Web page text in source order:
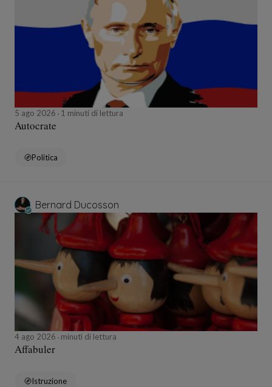
5 ago 2026 1 minuti di lettura
Autocrate
Politica
Bernard Ducosson
4 ago 2026 minuti di lettura
Affabuler
Istruzione